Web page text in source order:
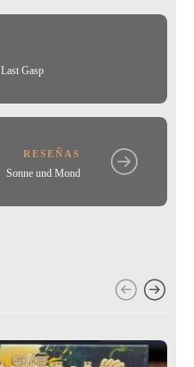
Gasp
RESEÑAS
Sonne und Mond